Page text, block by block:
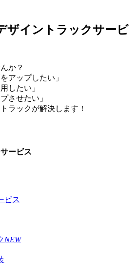
ザイントラックサービ
か？
アップしたい」
したい」
させたい」
ラックが解決します！
ービス
ビス
NEW